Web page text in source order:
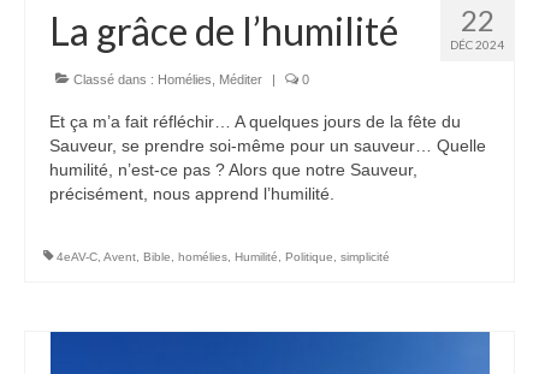
22
DÉC 2024
La grâce de l’humilité
Classé dans : Homélies Méditer | 0
Et ça m’a fait réfléchir… A quelques jours de la fête du
Sauveur, se prendre soi-même pour un sauveur… Quelle
humilité, n’est-ce pas ? Alors que notre Sauveur,
précisément, nous apprend l’humilité.
4eAV-C Avent Bible homélies Humilité Politique simplicité